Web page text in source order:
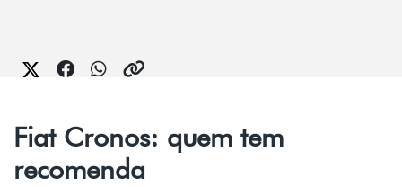
Fiat Cronos: quem tem
recomenda